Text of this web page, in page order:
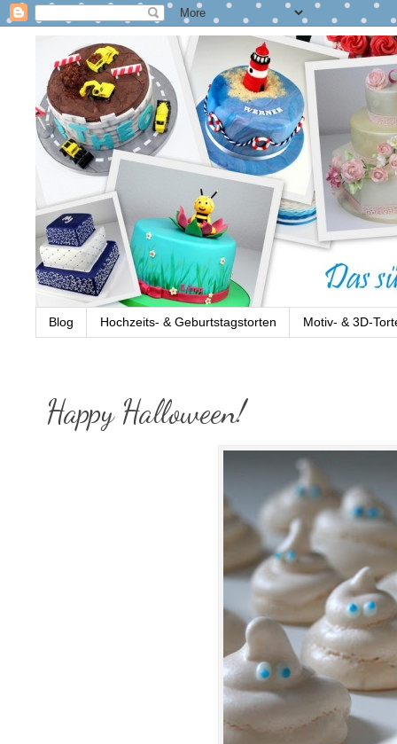
Blog Hochzeits- & Geburtstagstorten Motiv- & 3D-
Happy Halloween!